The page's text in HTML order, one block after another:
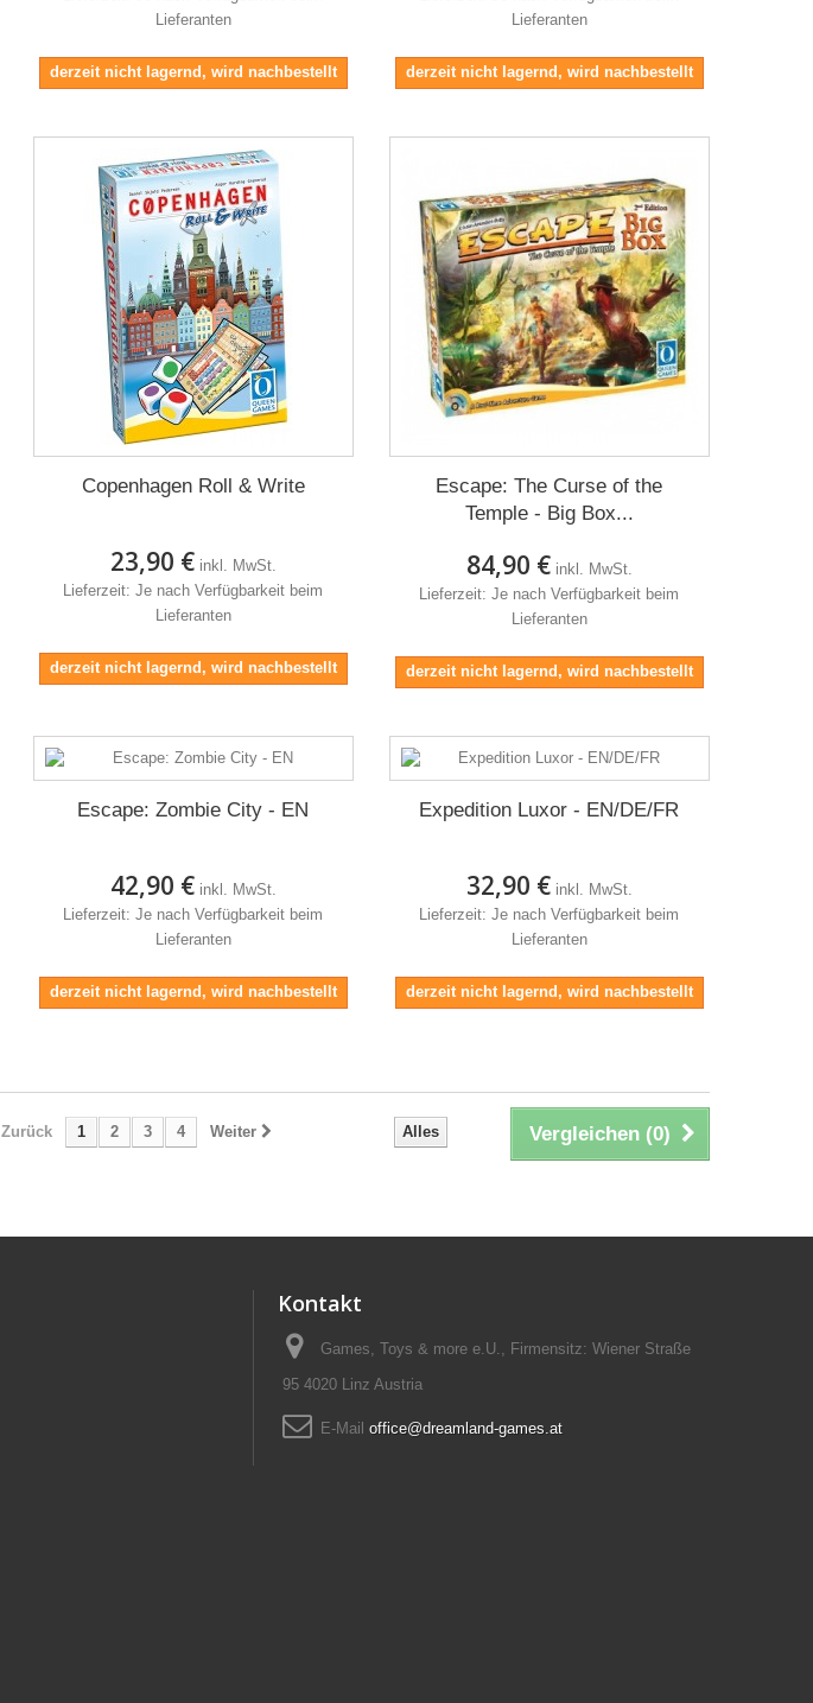
Lieferanten
derzeit nicht lagernd, wird nachbestellt
Lieferanten
derzeit nicht lagernd, wird nachbestellt
Copenhagen Roll & Write
23,90 € inkl. MwSt.
Lieferzeit: Je nach Verfügbarkeit beim
Lieferanten
derzeit nicht lagernd, wird nachbestellt
Escape: The Curse of the
Temple - Big Box...
84,90 € inkl. MwSt.
Lieferzeit: Je nach Verfügbarkeit beim
Lieferanten
derzeit nicht lagernd, wird nachbestellt
Escape: Zombie City - EN
42,90 € inkl. MwSt.
Lieferzeit: Je nach Verfügbarkeit beim
Lieferanten
derzeit nicht lagernd, wird nachbestellt
Expedition Luxor - EN/DE/FR
32,90 € inkl. MwSt.
Lieferzeit: Je nach Verfügbarkeit beim
Lieferanten
derzeit nicht lagernd, wird nachbestellt
Vergleichen (0)
Alles
Zurück 1 2 3 4 Weiter
Kontakt
Games, Toys & more e.U., Firmensitz: Wiener Straße
95 4020 Linz Austria
E-Mail office@dreamland-games.at